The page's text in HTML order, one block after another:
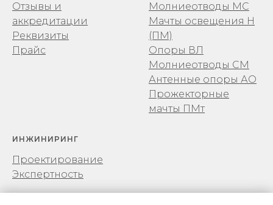
Отзывы и
аккредитации
Реквизиты
Прайс
Молниеотводы МС
Мачты освещения Н
(ПМ)
Опоры ВЛ
Молниеотводы СМ
Антенные опоры АО
Прожекторные
мачты ПМт
ИНЖИНИРИНГ
Проектирование
Экспертность